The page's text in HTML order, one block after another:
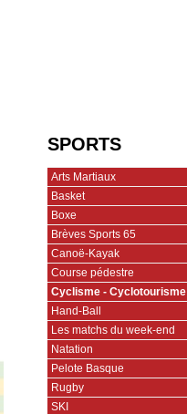
SPORTS
Arts Martiaux
Basket
Boxe
Brèves Sports 65
Canoë-Kayak
Course pédestre
Cyclisme - Cyclotourisme
Hand-Ball
Les matchs du week-end
Natation
Pelote Basque
Rugby
SKI